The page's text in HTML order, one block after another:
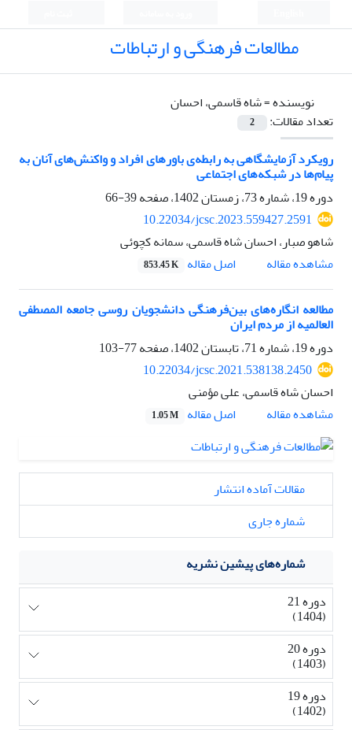
مطالعات فرهنگی و ارتباطات
نویسنده =شاه قاسمی، احسان
تعداد مقالات:
2
رویکرد آزمایشگاهی به رابطه‌ی باورهای افراد و واکنش‌های آنان به
پیام‌ها در شبکه‌های اجتماعی
دوره 19، شماره 73، زمستان 1402، صفحه
39-66
10.22034/jcsc.2023.559427.2591
شاهو صبار، احسان شاه قاسمی، سمانه کچوئی
مشاهده مقاله
اصل مقاله 853.45 K
مطالعه انگاره‌های بین‌فرهنگی دانشجویان روسی جامعه المصطفی
العالمیه از مردم ایران
دوره 19، شماره 71، تابستان 1402، صفحه
77-103
10.22034/jcsc.2021.538138.2450
احسان شاه قاسمی، علی مؤمنی
مشاهده مقاله
اصل مقاله 1.05 M
مقالات آماده انتشار
شماره جاری
شماره‌های پیشین نشریه
دوره 21
(1404)
دوره 20
(1403)
دوره 19
(1402)